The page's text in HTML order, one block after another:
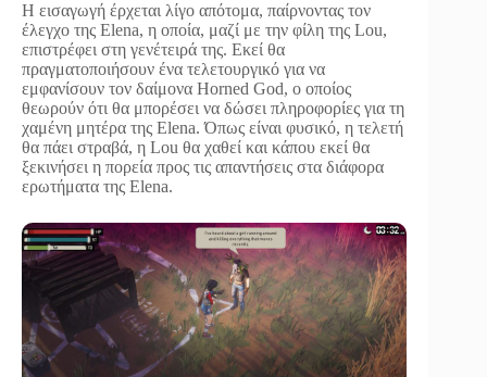
Η εισαγωγή έρχεται λίγο απότομα, παίρνοντας τον
έλεγχο της Elena, η οποία, μαζί με την φίλη της Lou,
επιστρέφει στη γενέτειρά της. Εκεί θα
πραγματοποιήσουν ένα τελετουργικό για να
εμφανίσουν τον δαίμονα Horned God, ο οποίος
θεωρούν ότι θα μπορέσει να δώσει πληροφορίες για τη
χαμένη μητέρα της Elena. Όπως είναι φυσικό, η τελετή
θα πάει στραβά, η Lou θα χαθεί και κάπου εκεί θα
ξεκινήσει η πορεία προς τις απαντήσεις στα διάφορα
ερωτήματα της Elena.